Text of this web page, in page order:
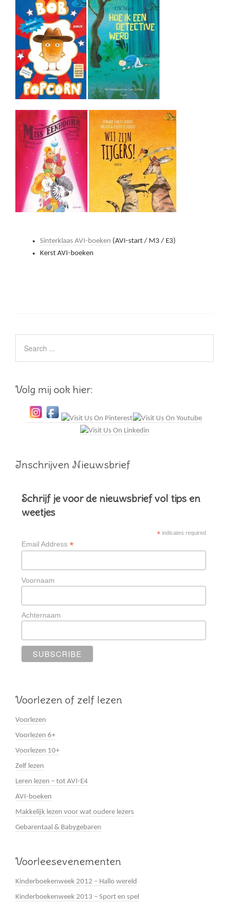
Sinterklaas AVI-boeken (AVI-start / M3 / E3)
Kerst AVI-boeken
Volg mij ook hier:
Inschrijven Nieuwsbrief
Schrijf je voor de nieuwsbrief vol tips en
weetjes
*indicates required
Email Address *
Voornaam
Achternaam
Voorlezen of zelf lezen
Voorlezen
Voorlezen 6+
Voorlezen 10+
Zelf lezen
Leren lezen – tot AVI-E4
AVI-boeken
Makkelijk lezen voor wat oudere lezers
Gebarentaal & Babygebaren
Voorleesevenementen
Kinderboekenweek 2012 – Hallo wereld
Kinderboekenweek 2013 – Sport en spel